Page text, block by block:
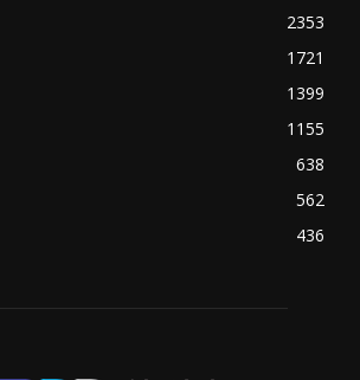
2353
1721
1399
1155
638
562
436